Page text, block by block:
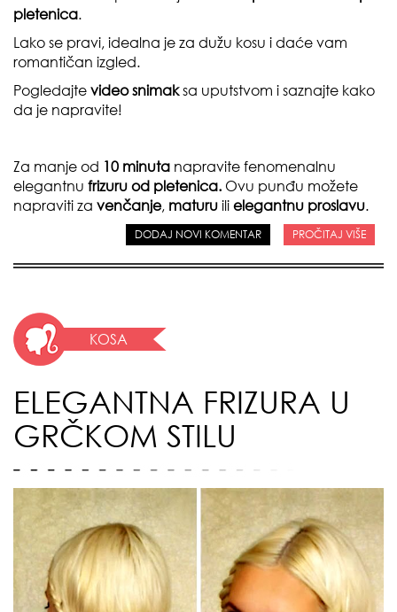
pletenica.
Lako se pravi, idealna je za dužu kosu i daće vam
romantičan izgled.
Pogledajte video snimaksa uputstvom i saznajte kako
da je napravite!
Za manje od 10 minuta napravite fenomenalnu
elegantnu frizuru od pletenica. Ovu punđu možete
napraviti za venčanje, maturu ili elegantnu proslavu.
DODAJ NOVI KOMENTAR PROČITAJ VIŠE
KOSA
ELEGANTNA FRIZURA U
GRČKOM STILU